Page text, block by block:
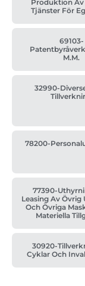
Produktion Av
Tjänster För
69103-
M.m.
32990-
78200-
77390-
Leasing Av
Och Övriga
Materiella
30920-
Cyklar Och